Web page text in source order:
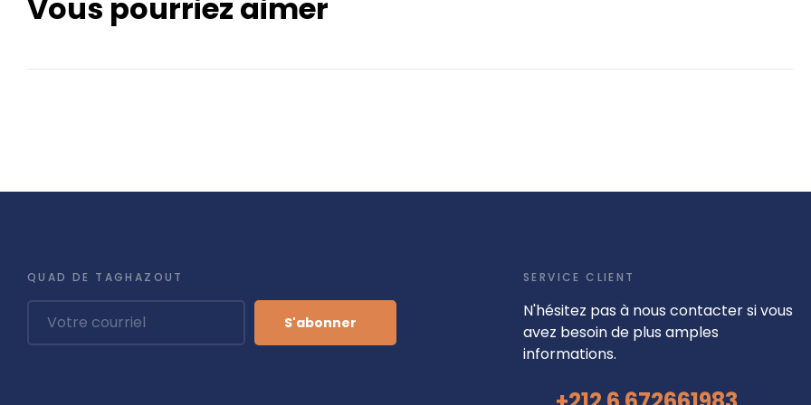
Vous pourriez aimer
QUAD DE TAGHAZOUT
S'abonner
SERVICE CLIENT
N'hésitez pas à nous contacter si vous
avez besoin de plus amples
informations.